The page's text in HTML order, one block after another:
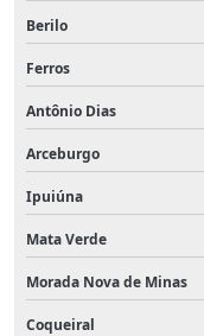
Berilo
Ferros
Antônio Dias
Arceburgo
Ipuiúna
Mata Verde
Morada Nova de Minas
Coqueiral